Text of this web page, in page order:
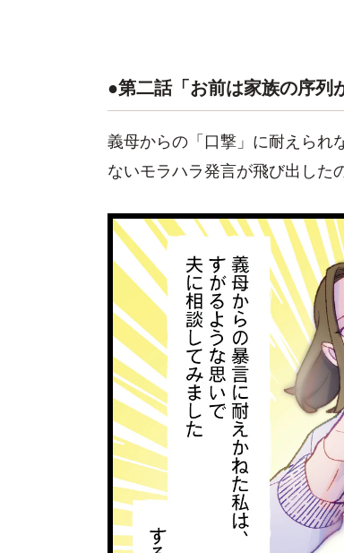
●第二話「お前は家族の序列
義母からの「口撃」に耐えられ
ないモラハラ発言が飛び出した